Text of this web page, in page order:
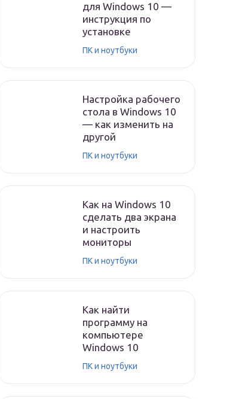
для Windows 10 —
инструкция по
установке
ПК и ноутбуки
Настройка рабочего
стола в Windows 10
— как изменить на
другой
ПК и ноутбуки
Как на Windows 10
сделать два экрана
и настроить
мониторы
ПК и ноутбуки
Как найти
программу на
компьютере
Windows 10
ПК и ноутбуки